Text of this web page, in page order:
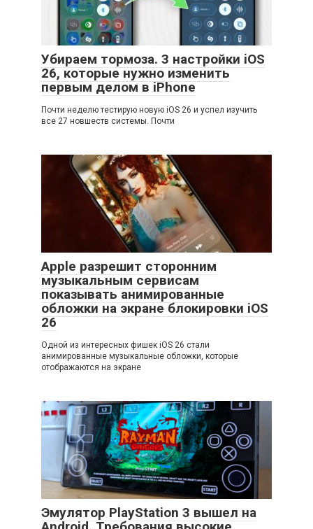
Убираем тормоза. 3 настройки iOS
26, которые нужно изменить
первым делом в iPhone
Почти неделю тестирую новую iOS 26 и успел изучить
все 27 новшеств системы. Почти
Apple разрешит сторонним
музыкальным сервисам
показывать анимированные
обложки на экране блокировки iOS
26
Одной из интересных фишек iOS 26 стали
анимированные музыкальные обложки, которые
отображаются на экране
Эмулятор PlayStation 3 вышел на